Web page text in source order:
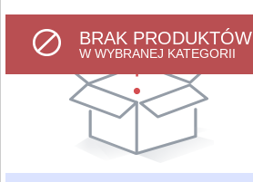
BRAK PRODUKTÓW
W WYBRANEJ KATEGORII